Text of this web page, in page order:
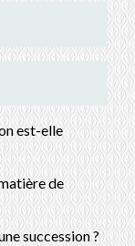
est-elle
de
succession ?